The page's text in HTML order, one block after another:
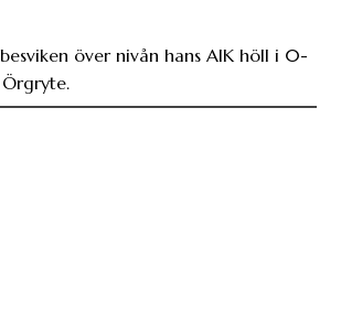
över nivån hans AIK höll i 0-